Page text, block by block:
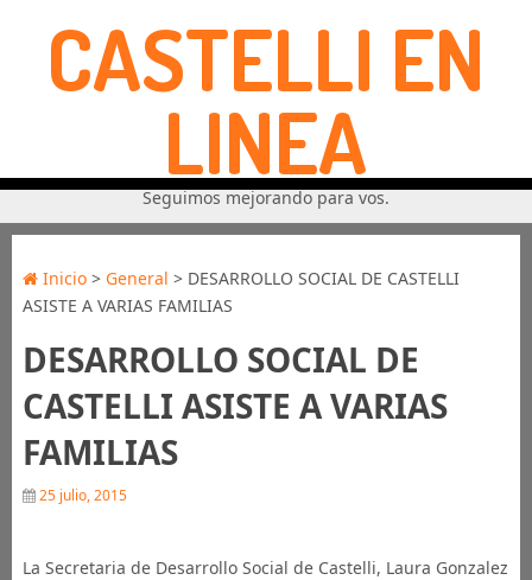
CASTELLI EN
LINEA
Seguimos mejorando para vos.
Inicio> General > DESARROLLO SOCIAL DE CASTELLI
ASISTE A VARIAS FAMILIAS
DESARROLLO SOCIAL DE
CASTELLI ASISTE A VARIAS
FAMILIAS
25 julio, 2015
La Secretaria de Desarrollo Social de Castelli, Laura Gonzalez